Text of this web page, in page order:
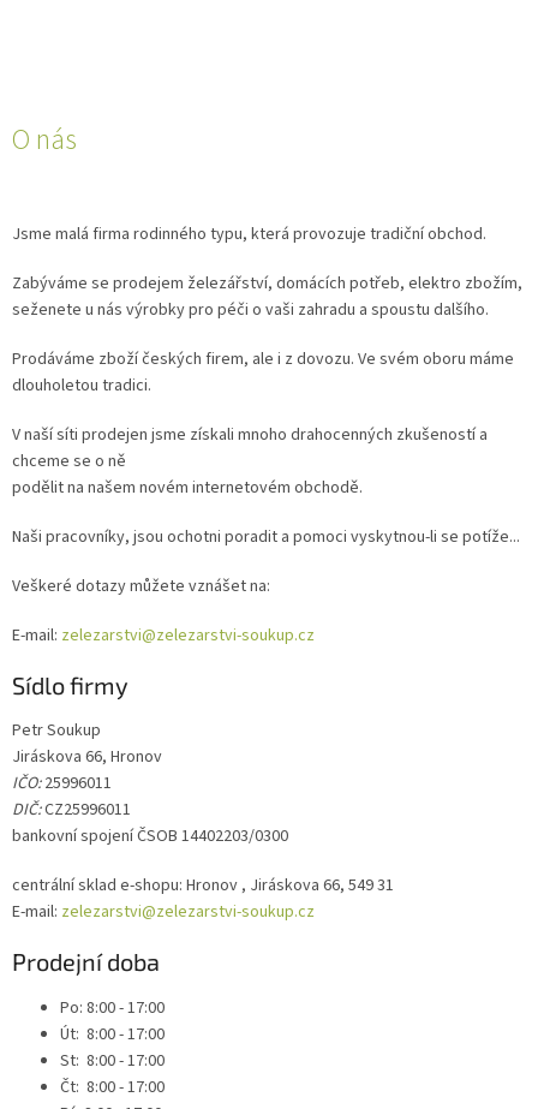
O nás
Jsme malá firma rodinného typu, která provozuje tradiční obchod.
Zabýváme se prodejem železářství, domácích potřeb, elektro zbožím,
seženete u nás výrobky pro péči o vaši zahradu a spoustu dalšího.
Prodáváme zboží českých firem, ale i z dovozu. Ve svém oboru máme
dlouholetou tradici.
V naší síti prodejen jsme získali mnoho drahocenných zkušeností a
chceme se o ně
podělit na našem novém internetovém obchodě.
Naši pracovníky, jsou ochotni poradit a pomoci vyskytnou-li se potíže...‌
Veškeré dotazy můžete vznášet na:
E-mail: zelezarstvi@zelezarstvi-soukup.cz
Sídlo firmy
Petr Soukup
Jiráskova 66, Hronov
IČO:25996011
DIČ:CZ25996011
bankovní spojení ČSOB 14402203/0300
centrální sklad e-shopu: Hronov , Jiráskova 66, 549 31
E-mail: zelezarstvi@zelezarstvi-soukup.cz
Prodejní doba
Po: 8:00 - 17:00
Út: 8:00 - 17:00
St: 8:00 - 17:00
Čt: 8:00 - 17:00